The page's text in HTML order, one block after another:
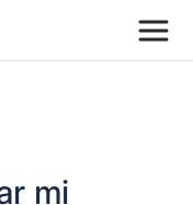
mi